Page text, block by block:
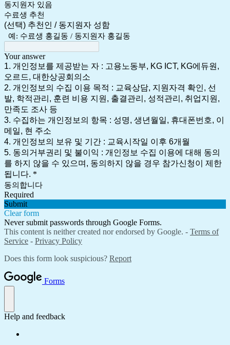
동지원자 있음
수료생 추천
(선택) 추천인 / 동지원자 성함
예: 수료생 홍길동 / 동지원자 홍길동
Your answer
1. 개인정보를 제공받는 자 : 고용노동부, KG ICT, KG에듀원,
오르드, 대한상공회의소
2. 개인정보의 수집 이용 목적 : 교육상담, 지원자격 확인, 선
발, 학적관리, 훈련 비용 지원, 출결관리, 성적관리, 취업지원,
만족도 조사 등
3. 수집하는 개인정보의 항목 : 성명, 생년월일, 휴대폰번호, 이
메일, 현 주소
4. 개인정보의 보유 및 기간 : 교육시작일 이후 6개월
5. 동의거부권리 및 불이익 : 개인정보 수집 이용에 대해 동의
를 하지 않을 수 있으며, 동의하지 않을 경우 참가신청이 제한
됩니다. *
동의합니다
Required
Submit
Clear form
Never submit passwords through Google Forms.
This content is neither created nor endorsed by Google. - Terms of
Service - Privacy Policy
Does this form look suspicious? Report
Forms
Help and feedback